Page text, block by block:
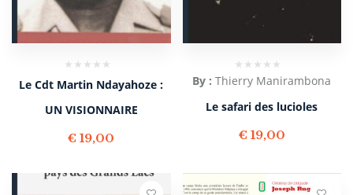
Le Cdt Martin Ndayahoze :
UN VISIONNAIRE
€ 19,00
By :Thierry Manirambona
Le safari des lucioles
€ 19,00